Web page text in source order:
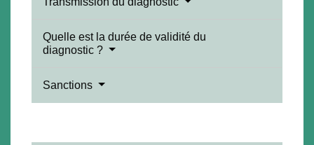
Quelle est la durée de validité du
diagnostic ?
Sanctions